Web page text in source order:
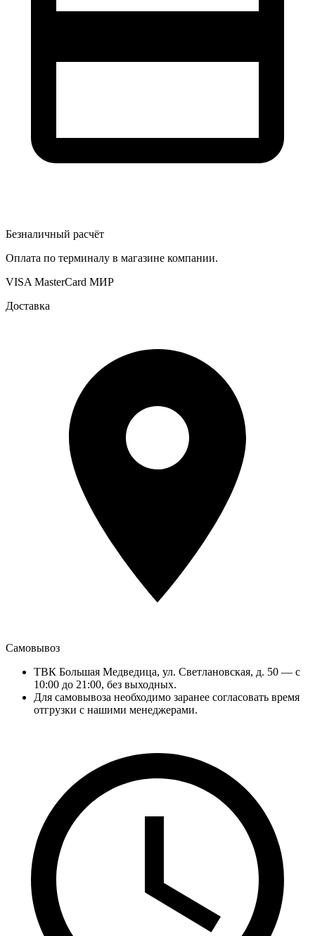
Безналичный расчёт
Оплата по терминалу в магазине компании.
VISA MasterCard МИР
Доставка
Самовывоз
ТВК Большая Медведица, ул. Светлановская, д. 50 — с
10:00 до 21:00, без выходных.
Для самовывоза необходимо заранее согласовать время
отгрузки с нашими менеджерами.